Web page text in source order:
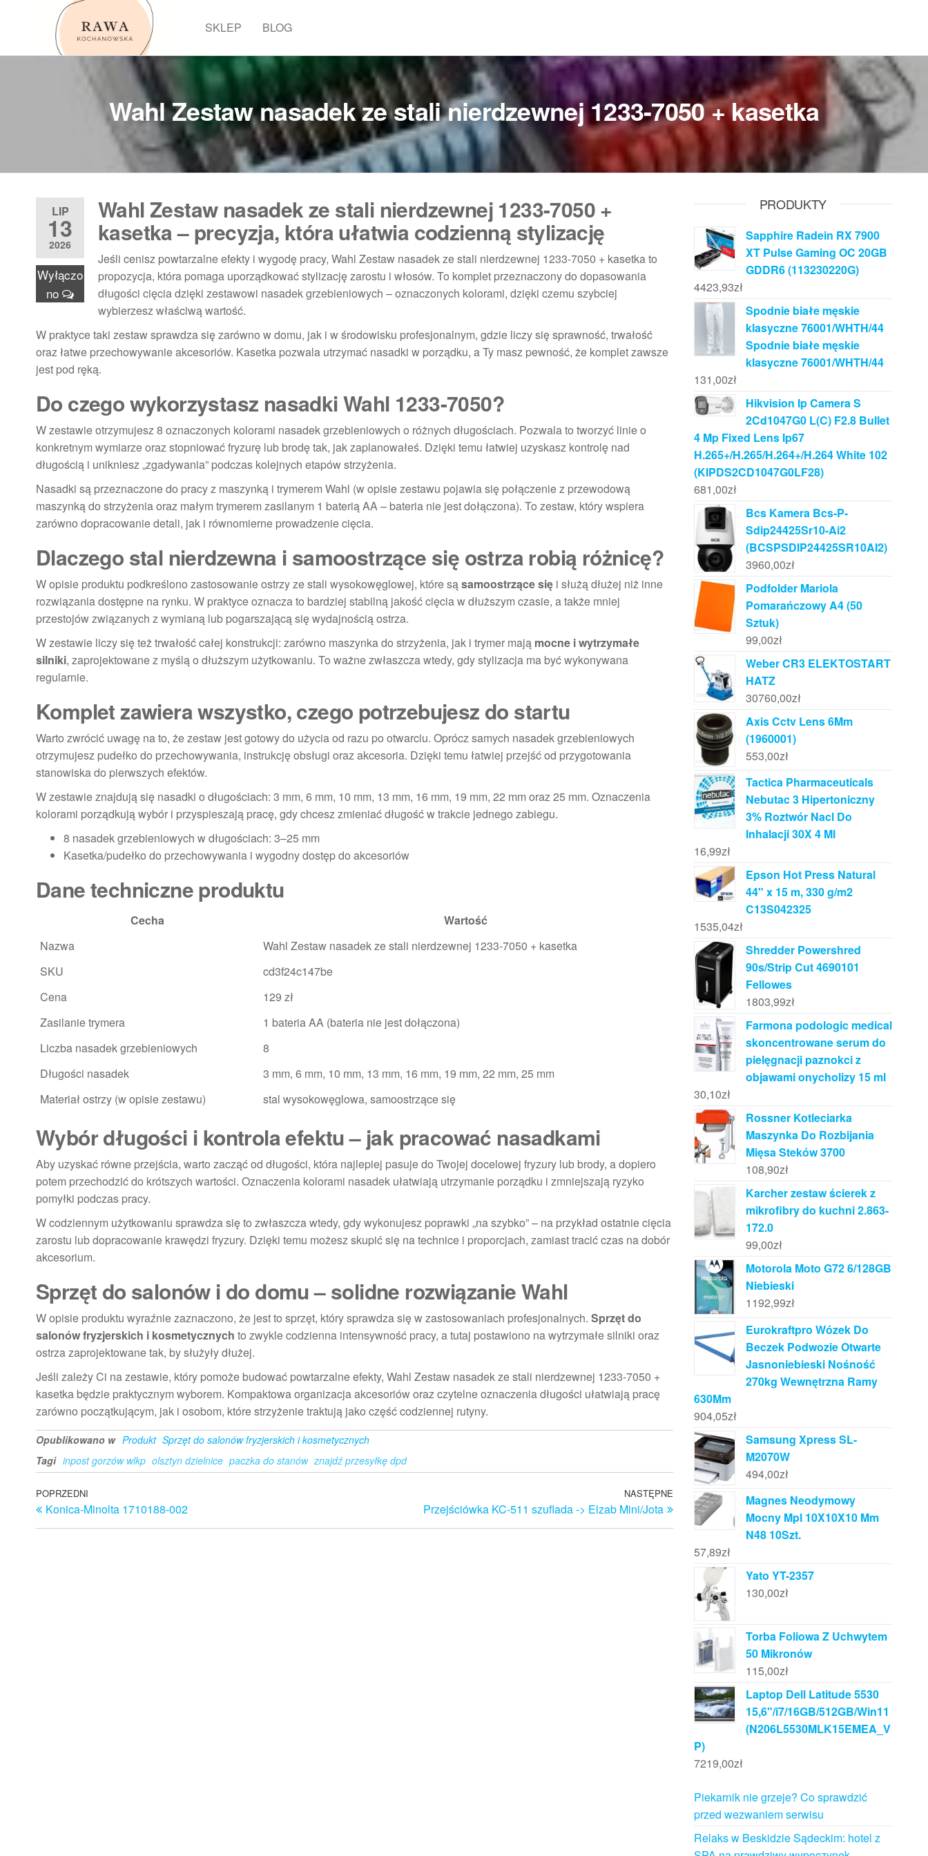
SKLEP BLOG
Wahl Zestaw nasadek ze stali nierdzewnej 1233-7050 + kasetka
LIP
13
2026
Wyłączo
no
Wahl Zestaw nasadek ze stali nierdzewnej 1233-7050 +
kasetka – precyzja, która ułatwia codzienną stylizację
Jeśli cenisz powtarzalne efekty i wygodę pracy, Wahl Zestaw nasadek ze stali nierdzewnej 1233-7050 + kasetka to
propozycja, która pomaga uporządkować stylizację zarostu i włosów. To komplet przeznaczony do dopasowania
długości cięcia dzięki zestawowi nasadek grzebieniowych – oznaczonych kolorami, dzięki czemu szybciej
wybierzesz właściwą wartość.
W praktyce taki zestaw sprawdza się zarówno w domu, jak i w środowisku profesjonalnym, gdzie liczy się sprawność, trwałość
oraz łatwe przechowywanie akcesoriów. Kasetka pozwala utrzymać nasadki w porządku, a Ty masz pewność, że komplet zawsze
jest pod ręką.
Do czego wykorzystasz nasadki Wahl 1233-7050?
W zestawie otrzymujesz 8 oznaczonych kolorami nasadek grzebieniowych o różnych długościach. Pozwala to tworzyć linie o
konkretnym wymiarze oraz stopniować fryzurę lub brodę tak, jak zaplanowałeś. Dzięki temu łatwiej uzyskasz kontrolę nad
długością i unikniesz „zgadywania” podczas kolejnych etapów strzyżenia.
Nasadki są przeznaczone do pracy z maszynką i trymerem Wahl (w opisie zestawu pojawia się połączenie z przewodową
maszynką do strzyżenia oraz małym trymerem zasilanym 1 baterią AA – bateria nie jest dołączona). To zestaw, który wspiera
zarówno dopracowanie detali, jak i równomierne prowadzenie cięcia.
Dlaczego stal nierdzewna i samoostrzące się ostrza robią różnicę?
W opisie produktu podkreślono zastosowanie ostrzy ze stali wysokowęglowej, które sąsamoostrzące się i służą dłużej niż inne
rozwiązania dostępne na rynku. W praktyce oznacza to bardziej stabilną jakość cięcia w dłuższym czasie, a także mniej
przestojów związanych z wymianą lub pogarszającą się wydajnością ostrza.
W zestawie liczy się też trwałość całej konstrukcji: zarówno maszynka do strzyżenia, jak i trymer mają mocne i wytrzymałe
silniki, zaprojektowane z myślą o dłuższym użytkowaniu. To ważne zwłaszcza wtedy, gdy stylizacja ma być wykonywana
regularnie.
Komplet zawiera wszystko, czego potrzebujesz do startu
Warto zwrócić uwagę na to, że zestaw jest gotowy do użycia od razu po otwarciu. Oprócz samych nasadek grzebieniowych
otrzymujesz pudełko do przechowywania, instrukcję obsługi oraz akcesoria. Dzięki temu łatwiej przejść od przygotowania
stanowiska do pierwszych efektów.
W zestawie znajdują się nasadki o długościach: 3 mm, 6 mm, 10 mm, 13 mm, 16 mm, 19 mm, 22 mm oraz 25 mm. Oznaczenia
kolorami porządkują wybór i przyspieszają pracę, gdy chcesz zmieniać długość w trakcie jednego zabiegu.
8 nasadek grzebieniowych w długościach: 3–25 mm
Kasetka/pudełko do przechowywania i wygodny dostęp do akcesoriów
Dane techniczne produktu
Cecha
Wartość
Nazwa
Wahl Zestaw nasadek ze stali nierdzewnej 1233-7050 + kasetka
SKU
cd3f24c147be
Cena
129 zł
Zasilanie trymera
1 bateria AA (bateria nie jest dołączona)
Liczba nasadek grzebieniowych
8
Długości nasadek
3 mm, 6 mm, 10 mm, 13 mm, 16 mm, 19 mm, 22 mm, 25 mm
Materiał ostrzy (w opisie zestawu)
stal wysokowęglowa, samoostrzące się
Wybór długości i kontrola efektu – jak pracować nasadkami
Aby uzyskać równe przejścia, warto zacząć od długości, która najlepiej pasuje do Twojej docelowej fryzury lub brody, a dopiero
potem przechodzić do krótszych wartości. Oznaczenia kolorami nasadek ułatwiają utrzymanie porządku i zmniejszają ryzyko
pomyłki podczas pracy.
W codziennym użytkowaniu sprawdza się to zwłaszcza wtedy, gdy wykonujesz poprawki „na szybko” – na przykład ostatnie cięcia
zarostu lub dopracowanie krawędzi fryzury. Dzięki temu możesz skupić się na technice i proporcjach, zamiast tracić czas na dobór
akcesorium.
Sprzęt do salonów i do domu – solidne rozwiązanie Wahl
W opisie produktu wyraźnie zaznaczono, że jest to sprzęt, który sprawdza się w zastosowaniach profesjonalnych. Sprzęt do
salonów fryzjerskich i kosmetycznych to zwykle codzienna intensywność pracy, a tutaj postawiono na wytrzymałe silniki oraz
ostrza zaprojektowane tak, by służyły dłużej.
Jeśli zależy Ci na zestawie, który pomoże budować powtarzalne efekty, Wahl Zestaw nasadek ze stali nierdzewnej 1233-7050 +
kasetka będzie praktycznym wyborem. Kompaktowa organizacja akcesoriów oraz czytelne oznaczenia długości ułatwiają pracę
zarówno początkującym, jak i osobom, które strzyżenie traktują jako część codziennej rutyny.
Opublikowano w Produkt Sprzęt do salonów fryzjerskich i kosmetycznych
Tagi inpost gorzów wlkp olsztyn dzielnice paczka do stanów znajdź przesyłkę dpd
Nawigacja
wpisu
Poprzedni
wpis
POPRZEDNI
Konica-Minolta 1710188-002
Następny
wpis
NASTĘPNE
Przejściówka KC-511 szuflada -> Elzab Mini/Jota
PRODUKTY
Sapphire Radein RX 7900
XT Pulse Gaming OC 20GB
GDDR6 (113230220G)
4423,93zł
Spodnie białe męskie
klasyczne 76001/WHTH/44
Spodnie białe męskie
klasyczne 76001/WHTH/44
131,00zł
Hikvision Ip Camera S
2Cd1047G0 L(C) F2.8 Bullet
4 Mp Fixed Lens Ip67
H.265+/H.265/H.264+/H.264 White 102
(KIPDS2CD1047G0LF28)
681,00zł
Bcs Kamera Bcs-P-
Sdip24425Sr10-Ai2
(BCSPSDIP24425SR10AI2)
3960,00zł
Podfolder Mariola
Pomarańczowy A4 (50
Sztuk)
99,00zł
Weber CR3 ELEKTOSTART
HATZ
30760,00zł
Axis Cctv Lens 6Mm
(1960001)
553,00zł
Tactica Pharmaceuticals
Nebutac 3 Hipertoniczny
3% Roztwór Nacl Do
Inhalacji 30X 4 Ml
16,99zł
Epson Hot Press Natural
44" x 15 m, 330 g/m2
C13S042325
1535,04zł
Shredder Powershred
90s/Strip Cut 4690101
Fellowes
1803,99zł
Farmona podologic medical
skoncentrowane serum do
pielęgnacji paznokci z
objawami onycholizy 15 ml
30,10zł
Rossner Kotleciarka
Maszynka Do Rozbijania
Mięsa Steków 3700
108,90zł
Karcher zestaw ścierek z
mikrofibry do kuchni 2.863-
172.0
99,00zł
Motorola Moto G72 6/128GB
Niebieski
1192,99zł
Eurokraftpro Wózek Do
Beczek Podwozie Otwarte
Jasnoniebieski Nośność
270kg Wewnętrzna Ramy
630Mm
904,05zł
Samsung Xpress SL-
M2070W
494,00zł
Magnes Neodymowy
Mocny Mpl 10X10X10 Mm
N48 10Szt.
57,89zł
Yato YT-2357
130,00zł
Torba Foliowa Z Uchwytem
50 Mikronów
115,00zł
Laptop Dell Latitude 5530
15,6"/i7/16GB/512GB/Win11
(N206L5530MLK15EMEA_V
P)
7219,00zł
Piekarnik nie grzeje? Co sprawdzić
przed wezwaniem serwisu
Relaks w Beskidzie Sądeckim: hotel z